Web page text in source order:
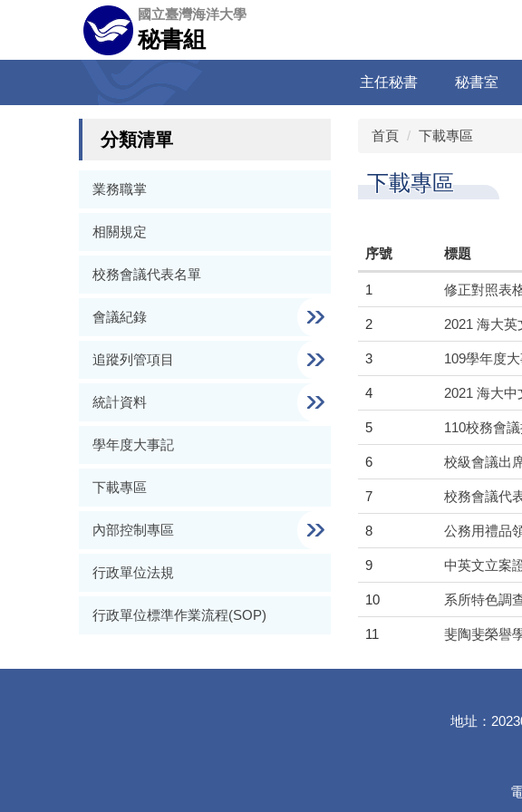
國立臺灣海洋大學
秘書組
主任秘書 秘書室
分類清單
業務職掌
相關規定
校務會議代表名單
會議紀錄
追蹤列管項目
統計資料
學年度大事記
下載專區
內部控制專區
行政單位法規
行政單位標準作業流程(SOP)
首頁 下載專區
下載專區
序號 標題
1 修正對照表
2 2021 海大英
3 109學年度
4 2021 海大中
5 110校務會
6 校級會議出
7 校務會議代
8 公務用禮品
9 中英文立案
10 系所特色調
11 斐陶斐榮譽
地址：